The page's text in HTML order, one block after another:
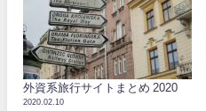
外資系旅行サイトまとめ 2020
2020.02.10